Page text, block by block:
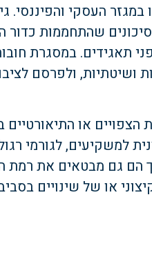
העסקי והפיננסי.
שהתחממות כדור
תאגידים. במסגרת
ושיטתיות, ולפרסם
או התיאורטיים
למשקיעים, לגורמי
הם גם מבטאים את רמת
או של שינויים